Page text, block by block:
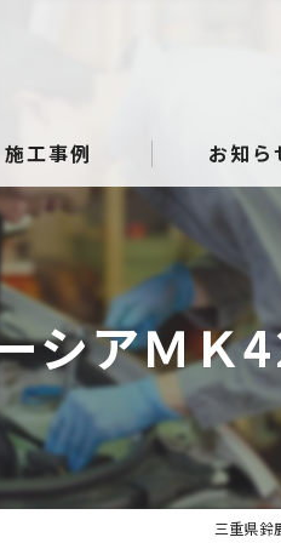
施工事例 お知ら
シアＭＫ
三重県鈴